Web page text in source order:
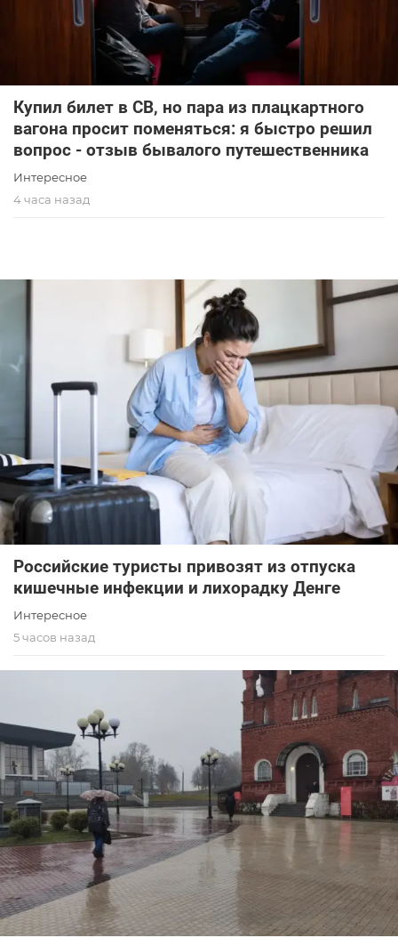
Купил билет в СВ, но пара из плацкартного
вагона просит поменяться: я быстро решил
вопрос - отзыв бывалого путешественника
Интересное
4 часа назад
Российские туристы привозят из отпуска
кишечные инфекции и лихорадку Денге
Интересное
5 часов назад